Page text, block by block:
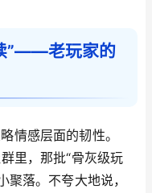
”——老玩家的
情感层面的韧性。
里，那批“骨灰级玩
聚落。不夸大地说，